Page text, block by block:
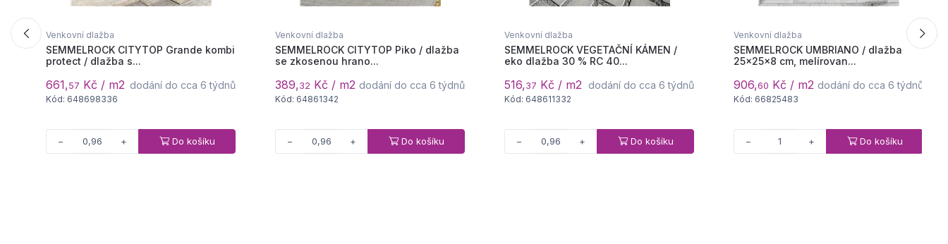
Venkovní dlažba
SEMMELROCK CITYTOP Grande kombi
protect / dlažba s...
661,57 Kč / m2 dodání do cca 6 týdnů
Kód: 648698336
− + Do košíku
Venkovní dlažba
SEMMELROCK CITYTOP Piko / dlažba
se zkosenou hrano...
389,32 Kč / m2 dodání do cca 6 týdnů
Kód: 64861342
− + Do košíku
Venkovní dlažba
SEMMELROCK VEGETAČNÍ KÁMEN /
eko dlažba 30 % RC 40...
516,37 Kč / m2 dodání do cca 6 týdnů
Kód: 648611332
− + Do košíku
Venkovní dlažba
SEMMELROCK UMBRIANO / dlažba
25x25x8 cm, melírovan...
906,60 Kč / m2 dodání do cca 6 týdnů
Kód: 66825483
− + Do košíku